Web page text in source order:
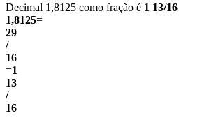
Decimal 1,8125 como fração é 1 13/16
1,8125=
29
/
16
=1
13
/
16